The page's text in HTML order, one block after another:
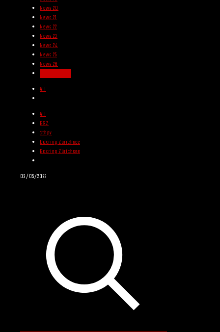
News 20
News 21
News 22
News 23
News 24
News 25
News 26
All
All
BRZ
cthpv
Boxring Zürichsee
Boxring Zürichsee
03/05/2023